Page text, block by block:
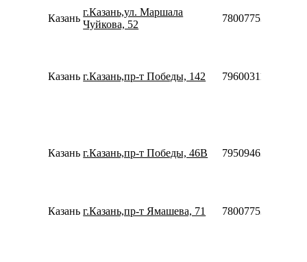
Казань
г.Казань,ул. Маршала
Чуйкова, 52
78007753553
Казань г.Казань,пр-т Победы, 142 79600311912
Казань г.Казань,пр-т Победы, 46В 79509463073
Казань г.Казань,пр-т Ямашева, 71 78007753553